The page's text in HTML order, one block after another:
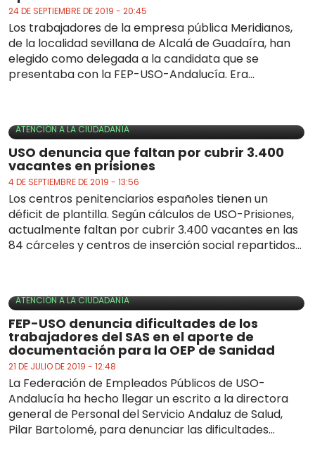
24 DE SEPTIEMBRE DE 2019 - 20:45
Los trabajadores de la empresa pública Meridianos,
de la localidad sevillana de Alcalá de Guadaíra, han
elegido como delegada a la candidata que se
presentaba con la FEP-USO-Andalucía. Era...
ATENCIÓN A LA CIUDADANÍA
USO denuncia que faltan por cubrir 3.400
vacantes en prisiones
4 DE SEPTIEMBRE DE 2019 - 13:56
Los centros penitenciarios españoles tienen un
déficit de plantilla. Según cálculos de USO-Prisiones,
actualmente faltan por cubrir 3.400 vacantes en las
84 cárceles y centros de inserción social repartidos...
ATENCIÓN A LA CIUDADANÍA
FEP-USO denuncia dificultades de los
trabajadores del SAS en el aporte de
documentación para la OEP de Sanidad
21 DE JULIO DE 2019 - 12:48
La Federación de Empleados Públicos de USO-
Andalucía ha hecho llegar un escrito a la directora
general de Personal del Servicio Andaluz de Salud,
Pilar Bartolomé, para denunciar las dificultades...